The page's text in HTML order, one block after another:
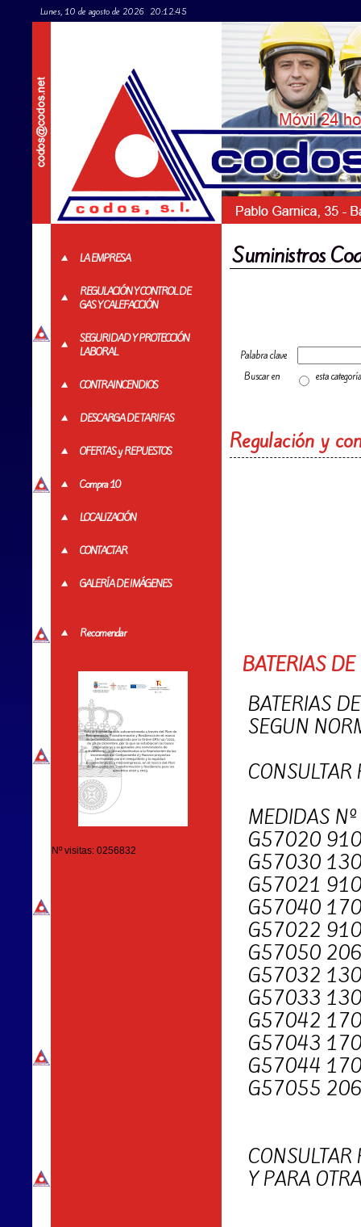
Lunes, 10 de agosto de 2026 20:12:45
LA EMPRESA
REGULACIÓN Y CONTROL DE
GAS Y CALEFACCIÓN
SEGURIDAD Y PROTECCIÓN
LABORAL
CONTRAINCENDIOS
DESCARGA DE TARIFAS
OFERTAS y REPUESTOS
Compra 10
LOCALIZACIÓN
CONTACTAR
GALERÍA DE IMÁGENES
Recomendar
Nº visitas: 0256832
Suministros
Palabra clave
Buscar en
esta categoría
Regulación y
BATERIAS
BATERIAS
SEGUN
CONSULTAR
MEDIDAS
G57020
G57030
G57021
G57040
G57022
G57050
G57032
G57033
G57042
G57043
G57044
G57055
Y PARA